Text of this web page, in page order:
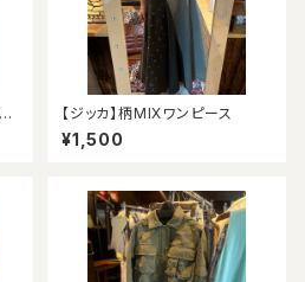
【ジッカ】柄MIXワンピース
¥1,500